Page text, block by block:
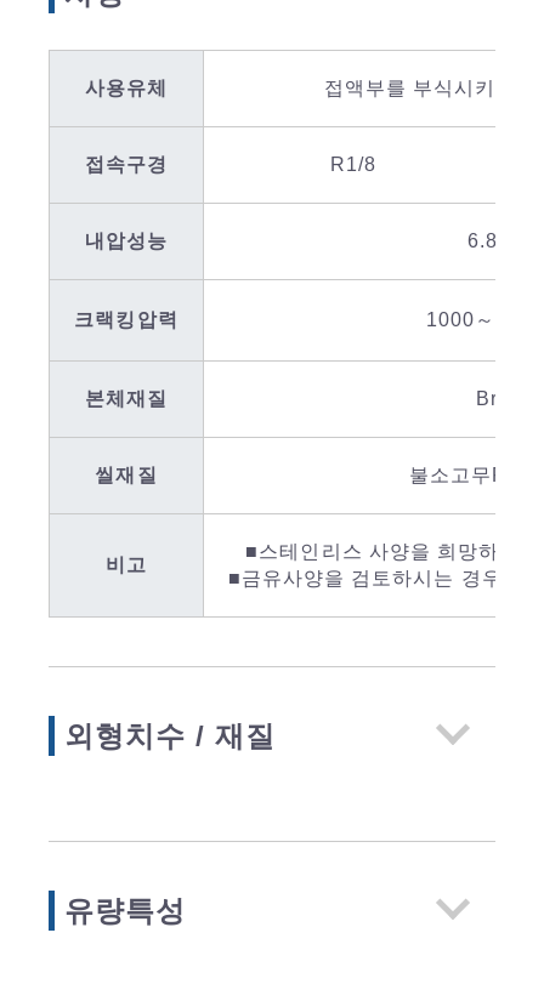
사용유체 접액부를 부식시키지
접속구경 R1/8
내압성능 6.8MPa
크랙킹압력 1000～
본체재질 Brass
씰재질 불소고무FKM
비고
■스테인리스 사양을 희망하시
■금유사양을 검토하시는 경우에
외형치수 / 재질
유량특성